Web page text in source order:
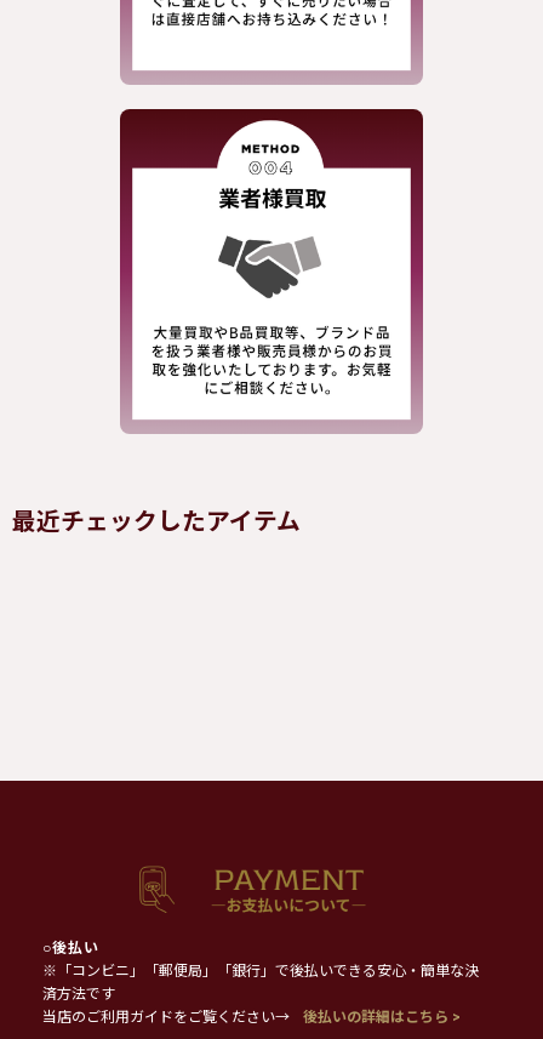
最近チェックしたアイテム
○後払い
※「コンビニ」「郵便局」「銀行」で後払いできる安心・簡単な決
済方法です
当店のご利用ガイドをご覧ください→
後払いの詳細はこちら >